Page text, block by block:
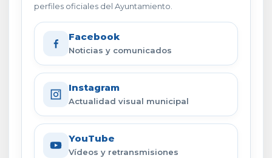
perfiles oficiales del Ayuntamiento.
Facebook
Noticias y comunicados
Instagram
Actualidad visual municipal
YouTube
Vídeos y retransmisiones